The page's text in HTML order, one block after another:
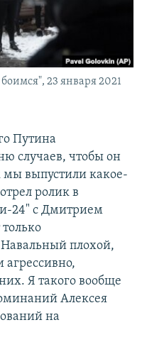
23 января 2021
Путина
случаев, чтобы он
мы выпустили какое-
ролик в
24" с Дмитрием
Навальный плохой,
агрессивно,
Я такого вообще
Алексея
на